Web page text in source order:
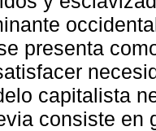
presenta
capitalista
consiste en